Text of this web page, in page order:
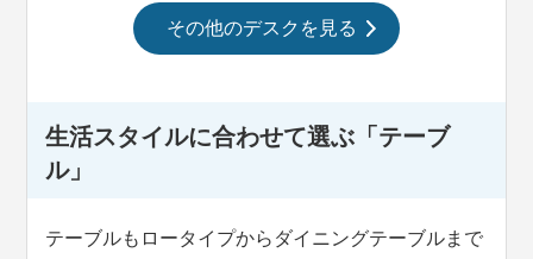
その他のデスクを見る
生活スタイルに合わせて選ぶ「テーブ
ル」
テーブルもロータイプからダイニングテーブルまで